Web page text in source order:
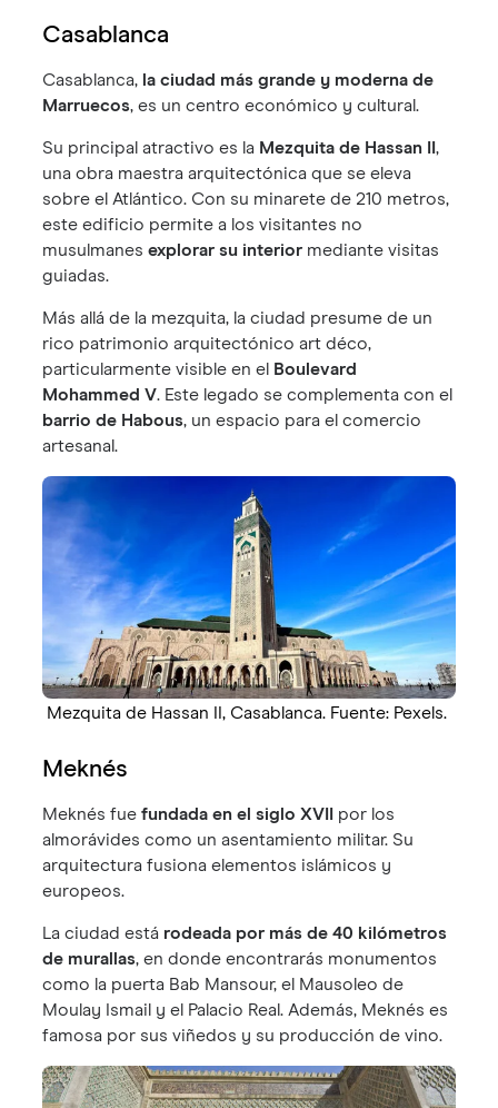
Casablanca
Casablanca, la ciudad más grande y moderna de
Marruecos, es un centro económico y cultural.
Su principal atractivo es la Mezquita de Hassan II,
una obra maestra arquitectónica que se eleva
sobre el Atlántico. Con su minarete de 210 metros,
este edificio permite a los visitantes no
musulmanes explorar su interior mediante visitas
guiadas.
Más allá de la mezquita, la ciudad presume de un
rico patrimonio arquitectónico art déco,
particularmente visible en el
Boulevard
Mohammed V. Este legado se complementa con el
barrio de Habous, un espacio para el comercio
artesanal.
Mezquita de Hassan II, Casablanca. Fuente: Pexels.
Meknés
Meknés fuefundada en el siglo XVII por los
almorávides como un asentamiento militar. Su
arquitectura fusiona elementos islámicos y
europeos.
La ciudad está rodeada por más de 40 kilómetros
de murallas, en donde encontrarás monumentos
como la puerta Bab Mansour, el Mausoleo de
Moulay Ismail y el Palacio Real. Además, Meknés es
famosa por sus viñedos y su producción de vino.